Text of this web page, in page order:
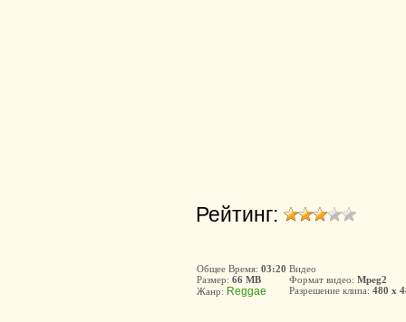
Рейтинг:
Общее Время: 03:20
Размер: 66 MB
Жанр: Reggae
Видео
Формат видео: Mpeg2
Разрешение клипа: 480 x